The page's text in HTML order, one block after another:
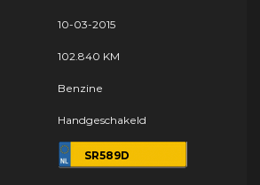
10-03-2015
102.840 KM
Benzine
Handgeschakeld
SR589D